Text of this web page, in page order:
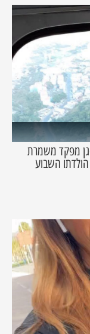
מפקד משמרת
השבוע